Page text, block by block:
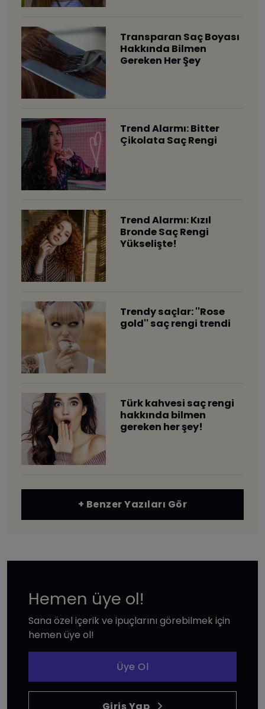
Transparan Saç Boyası
Hakkında Bilmen
Gereken Her Şey
Trend Alarmı: Bitter
Çikolata Saç Rengi
Trend Alarmı: Kızıl
Bronde Saç Rengi
Yükselişte!
​Trendy saçlar: ''Rose
gold'' saç rengi trendi
Türk kahvesi saç rengi
hakkında bilmen
gereken her şey!
+ Benzer Yazıları Gör
Hemen üye ol!
Sana özel içerik ve ipuçlarını görebilmek için
hemen üye ol!
Üye Ol